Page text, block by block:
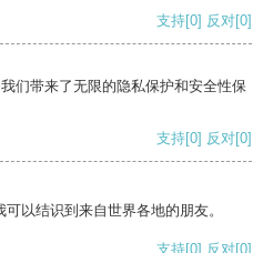
支持[0] 反对[0]
们带来了无限的隐私保护和安全性保
支持[0] 反对[0]
以结识到来自世界各地的朋友。
支持[0] 反对[0]